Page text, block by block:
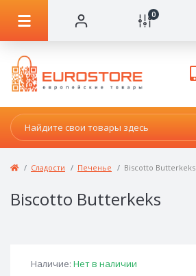
0
Сладости Печенье Biscotto Butterkeks
Biscotto Butterkeks
Наличие: Нет в наличии